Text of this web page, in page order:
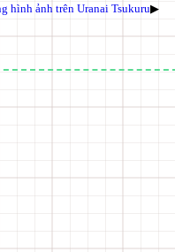
hình ảnh trên Uranai Tsukuru▶